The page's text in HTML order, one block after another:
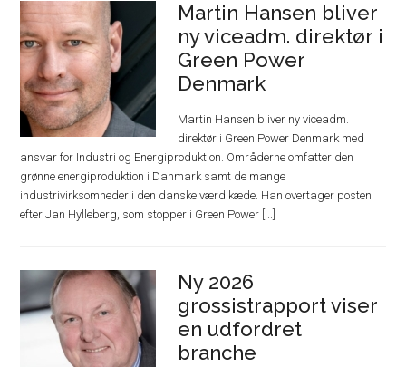
Martin Hansen bliver
ny viceadm. direktør i
Green Power
Denmark
Martin Hansen bliver ny viceadm.
direktør i Green Power Denmark med
ansvar for Industri og Energiproduktion. Områderne omfatter den
grønne energiproduktion i Danmark samt de mange
industrivirksomheder i den danske værdikæde. Han overtager posten
efter Jan Hylleberg, som stopper i Green Power [...]
Ny 2026
grossistrapport viser
en udfordret
branche